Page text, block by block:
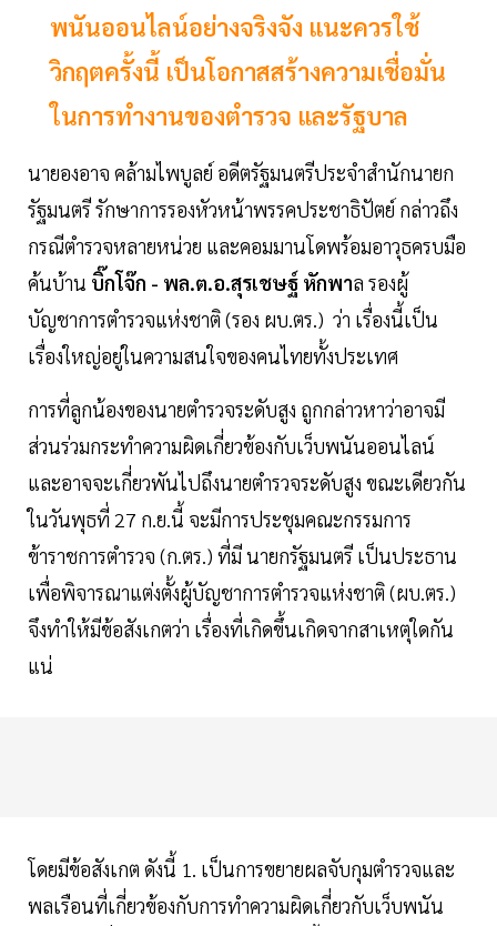
พนันออนไลน์อย่างจริงจัง แนะควรใช้
วิกฤตครั้งนี้ เป็นโอกาสสร้างความเชื่อมั่น
ในการทำงานของตำรวจ และรัฐบาล
นายองอาจ คล้ามไพบูลย์ อดีตรัฐมนตรีประจำสำนักนายก
รัฐมนตรี รักษาการรองหัวหน้าพรรคประชาธิปัตย์ กล่าวถึง
กรณีตำรวจหลายหน่วย และคอมมานโดพร้อมอาวุธครบมือ
ค้นบ้าน บิ๊กโจ๊ก - พล.ต.อ.สุรเชษฐ์ หักพาล รองผู้
บัญชาการตำรวจแห่งชาติ (รอง ผบ.ตร.) ว่า เรื่องนี้เป็น
เรื่องใหญ่อยู่ในความสนใจของคนไทยทั้งประเทศ
การที่ลูกน้องของนายตำรวจระดับสูง ถูกกล่าวหาว่าอาจมี
ส่วนร่วมกระทำความผิดเกี่ยวข้องกับเว็บพนันออนไลน์
และอาจจะเกี่ยวพันไปถึงนายตำรวจระดับสูง ขณะเดียวกัน
ในวันพุธที่ 27 ก.ย.นี้ จะมีการประชุมคณะกรรมการ
ข้าราชการตำรวจ (ก.ตร.) ที่มี นายกรัฐมนตรี เป็นประธาน
เพื่อพิจารณาแต่งตั้งผู้บัญชาการตำรวจแห่งชาติ (ผบ.ตร.)
จึงทำให้มีข้อสังเกตว่า เรื่องที่เกิดขึ้นเกิดจากสาเหตุใดกัน
แน่
โดยมีข้อสังเกต ดังนี้ 1. เป็นการขยายผลจับกุมตำรวจและ
พลเรือนที่เกี่ยวข้องกับการทำความผิดเกี่ยวกับเว็บพนัน